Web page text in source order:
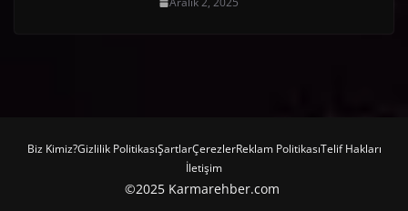
Biz Kimiz?Gizlilik PolitikasıŞartlarÇerezlerReklam PolitikasıTelif Hakları
İletişim
©2025 Karmarehber.com